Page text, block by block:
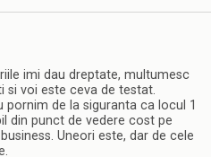
imi dau dreptate, multumesc
si voi este ceva de testat.
pornim de la siguranta ca locul 1
din punct de vedere cost pe
Uneori este, dar de cele